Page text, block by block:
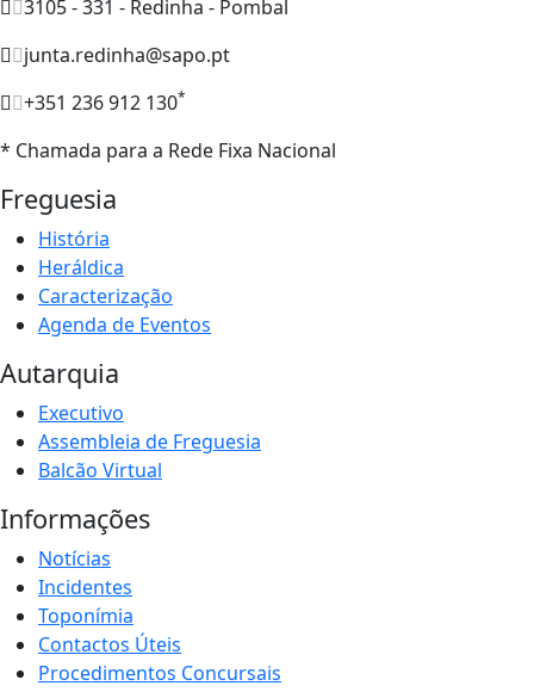
3105 - 331 - Redinha - Pombal
junta.redinha@sapo.pt
+351 236 912 130*
* Chamada para a Rede Fixa Nacional
Freguesia
História
Heráldica
Caracterização
Agenda de Eventos
Autarquia
Executivo
Assembleia de Freguesia
Balcão Virtual
Informações
Notícias
Incidentes
Toponímia
Contactos Úteis
Procedimentos Concursais